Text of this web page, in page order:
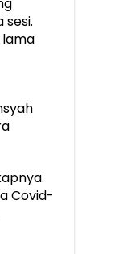
lama
Covid-